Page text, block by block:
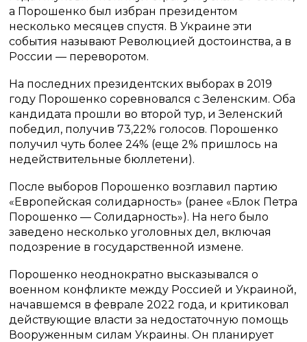
а Порошенко был избран президентом
несколько месяцев спустя. В Украине эти
события называют Революцией достоинства, а в
России — переворотом.
На последних президентских выборах в 2019
году Порошенко соревновался с Зеленским. Оба
кандидата прошли во второй тур, и Зеленский
победил, получив 73,22% голосов. Порошенко
получил чуть более 24% (еще 2% пришлось на
недействительные бюллетени).
После выборов Порошенко возглавил партию
«Европейская солидарность» (ранее «Блок Петра
Порошенко — Солидарность»). На него было
заведено несколько уголовных дел, включая
подозрение в государственной измене.
Порошенко неоднократно высказывался о
военном конфликте между Россией и Украиной,
начавшемся в феврале 2022 года, и критиковал
действующие власти за недостаточную помощь
Вооруженным силам Украины. Он планирует